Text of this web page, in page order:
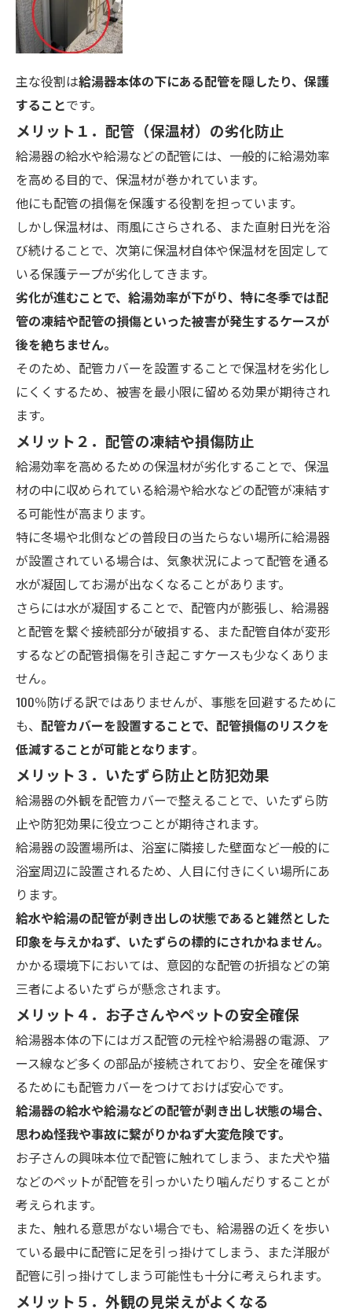
主な役割は給湯器本体の下にある配管を隠したり、保護
することです。
メリット１．配管（保温材）の劣化防止
給湯器の給水や給湯などの配管には、一般的に給湯効率
を高める目的で、保温材が巻かれています。
他にも配管の損傷を保護する役割を担っています。
しかし保温材は、雨風にさらされる、また直射日光を浴
び続けることで、次第に保温材自体や保温材を固定して
いる保護テープが劣化してきます。
劣化が進むことで、給湯効率が下がり、特に冬季では配
管の凍結や配管の損傷といった被害が発生するケースが
後を絶ちません。
そのため、配管カバーを設置することで保温材を劣化し
にくくするため、被害を最小限に留める効果が期待され
ます。
メリット２．配管の凍結や損傷防止
給湯効率を高めるための保温材が劣化することで、保温
材の中に収められている給湯や給水などの配管が凍結す
る可能性が高まります。
特に冬場や北側などの普段日の当たらない場所に給湯器
が設置されている場合は、気象状況によって配管を通る
水が凝固してお湯が出なくなることがあります。
さらには水が凝固することで、配管内が膨張し、給湯器
と配管を繋ぐ接続部分が破損する、また配管自体が変形
するなどの配管損傷を引き起こすケースも少なくありま
せん。
100％防げる訳ではありませんが、事態を回避するために
も、 配管カバーを設置することで、配管損傷のリスクを
低減することが可能となります。
メリット３．いたずら防止と防犯効果
給湯器の外観を配管カバーで整えることで、いたずら防
止や防犯効果に役立つことが期待されます。
給湯器の設置場所は、浴室に隣接した壁面など一般的に
浴室周辺に設置されるため、人目に付きにくい場所にあ
ります。
給水や給湯の配管が剥き出しの状態であると雑然とした
印象を与えかねず、いたずらの標的にされかねません。
かかる環境下においては、意図的な配管の折損などの第
三者によるいたずらが懸念されます。
メリット４．お子さんやペットの安全確保
給湯器本体の下にはガス配管の元栓や給湯器の電源、ア
ース線など多くの部品が接続されており、安全を確保す
るためにも配管カバーをつけておけば安心です。
給湯器の給水や給湯などの配管が剥き出し状態の場合、
思わぬ怪我や事故に繋がりかねず大変危険です。
お子さんの興味本位で配管に触れてしまう、また犬や猫
などのペットが配管を引っかいたり噛んだりすることが
考えられます。
また、触れる意思がない場合でも、給湯器の近くを歩い
ている最中に配管に足を引っ掛けてしまう、また洋服が
配管に引っ掛けてしまう可能性も十分に考えられます。
メリット５．外観の見栄えがよくなる